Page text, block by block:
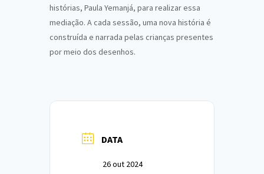
histórias, Paula Yemanjá, para realizar essa
mediação. A cada sessão, uma nova história é
construída e narrada pelas crianças presentes
por meio dos desenhos.
DATA
26 out 2024